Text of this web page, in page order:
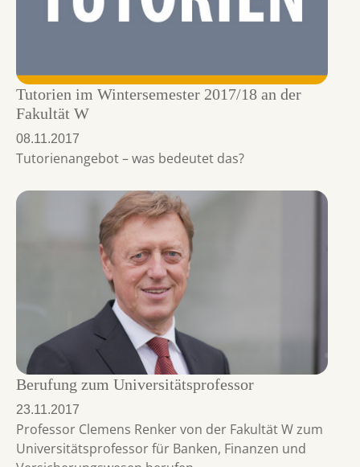
Tutorien im Wintersemester 2017/18 an der
Fakultät W
08.11.2017
Tutorienangebot – was bedeutet das?
Berufung zum Universitätsprofessor
23.11.2017
Professor Clemens Renker von der Fakultät W zum
Universitätsprofessor für Banken, Finanzen und